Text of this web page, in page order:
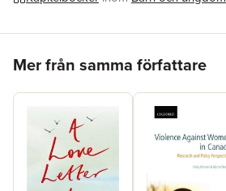
Mer från samma författare